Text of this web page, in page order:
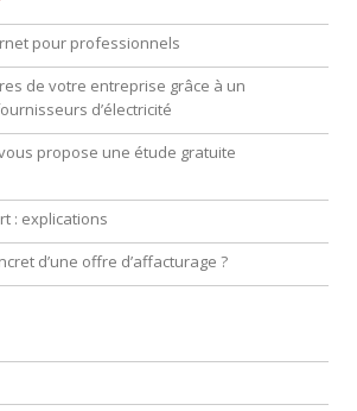
pour professionnels
de votre entreprise grâce à un
d’électricité
propose une étude gratuite
: explications
d’une offre d’affacturage ?